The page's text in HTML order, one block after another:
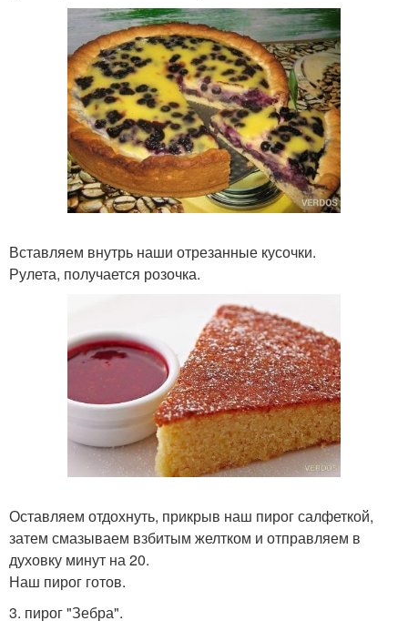
Вставляем внутрь наши отрезанные кусочки.
Рулета, получается розочка.
Оставляем отдохнуть, прикрыв наш пирог салфеткой,
затем смазываем взбитым желтком и отправляем в
духовку минут на 20.
Наш пирог готов.
3. пирог "Зебра".